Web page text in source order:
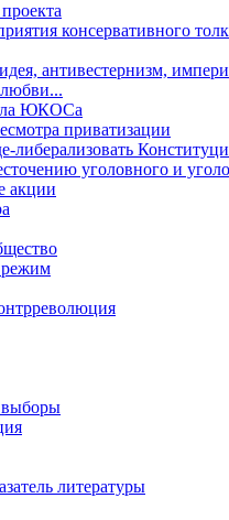
консервативного
антивестернизм,
ЮКОСа
приватизации
либерализовать
уголовного и
акции
литературы